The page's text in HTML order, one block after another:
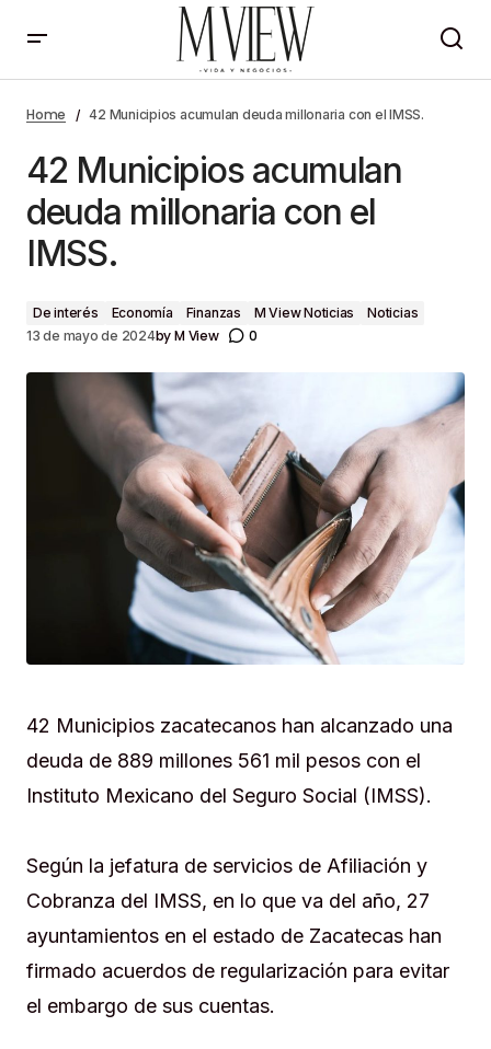
IMSS.
Home 42 Municipios acumulan deuda millonaria con el IMSS.
42 Municipios acumulan
deuda millonaria con el
IMSS.
De interés Economía Finanzas M View Noticias
Noticias
13 de mayo de 2024byM View 0
42 Municipios zacatecanos han alcanzado una
deuda de 889 millones 561 mil pesos con el
Instituto Mexicano del Seguro Social (IMSS).
Según la jefatura de servicios de Afiliación y
Cobranza del IMSS, en lo que va del año, 27
ayuntamientos en el estado de Zacatecas han
firmado acuerdos de regularización para evitar
el embargo de sus cuentas.